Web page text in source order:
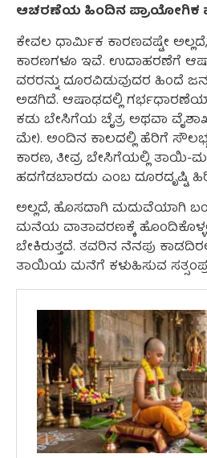
ಆಚರಣೆಯ ಹಿಂದಿನ ಪ್ರಾಯೋಗಿಕ
ಕೇವಲ ಧಾರ್ಮಿಕ ಕಾರಣವಷ್ಟೇ
ಕಾರಣಗಳೂ ಇವೆ. ಉದಾಹರಣೆಗೆ
ವರರನ್ನು ದೂರವಿಡುವುದರ ಹಿಂದೆ
ಅಡಗಿದೆ. ಆಷಾಢದಲ್ಲಿ
ಕಡು ಬೇಸಿಗೆಯ ಚೈತ್ರ ಅಥವಾ
ಮೇ). ಅಂದಿನ ಕಾಲದಲ್ಲಿ ಹೆರಿಗೆ
ಕಾರಣ, ತೀವ್ರ ಬೇಸಿಗೆಯಲ್ಲಿ ತಾಯಿ-
ಹದಗೆಡಬಾರದು ಎಂಬ ದೂರದೃಷ್ಟಿ
ಅಲ್ಲದೆ, ಹೊಸದಾಗಿ ಮದುವೆಯಾಗಿ
ಮನೆಯ ವಾತಾವರಣಕ್ಕೆ
ಬೇಕಿರುತ್ತದೆ. ತವರಿನ ನೆನಪು
ತಾಯಿಯ ಮನೆಗೆ ಕಳುಹಿಸುವ